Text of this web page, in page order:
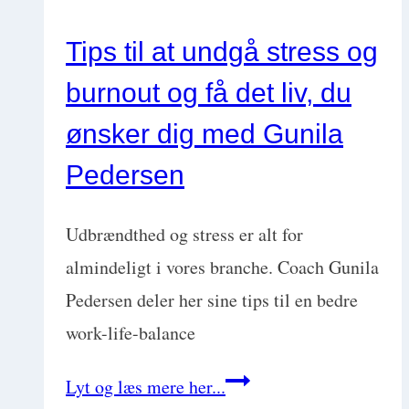
Tips til at undgå stress og
burnout og få det liv, du
ønsker dig med Gunila
Pedersen
Udbrændthed og stress er alt for
almindeligt i vores branche. Coach Gunila
Pedersen deler her sine tips til en bedre
work-life-balance
Lyt og læs mere her...Tips